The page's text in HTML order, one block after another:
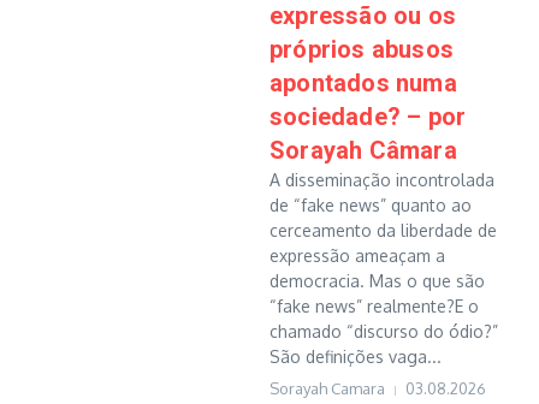
expressão ou os
próprios abusos
apontados numa
sociedade? – por
Sorayah Câmara
A disseminação incontrolada
de “fake news” quanto ao
cerceamento da liberdade de
expressão ameaçam a
democracia. Mas o que são
“fake news” realmente?E o
chamado “discurso do ódio?”
São definições vaga...
Sorayah Camara 03.08.2026